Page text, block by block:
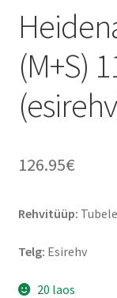
(M+S)
126.95€
Rehvitüüp:
Telg: Esirehv
20 laos